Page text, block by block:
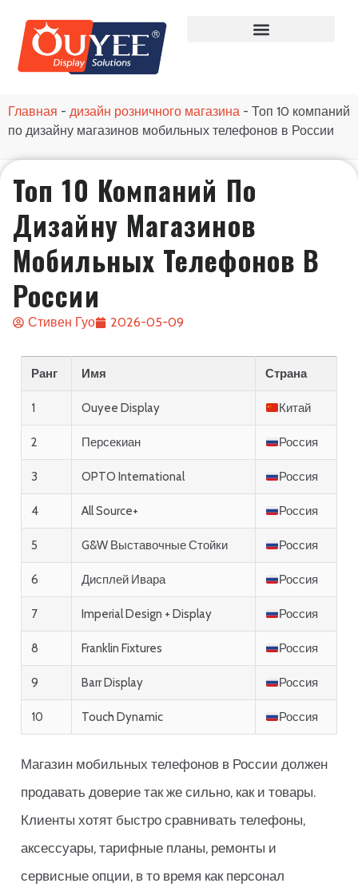
Главная - дизайн розничного магазина - Топ 10 компаний
по дизайну магазинов мобильных телефонов в России
Топ 10 Компаний По
Дизайну Магазинов
Мобильных Телефонов В
России
Стивен Гуо 2026-05-09
Ранг Имя Страна
1 Ouyee Display Китай
2 Персекиан Россия
3 OPTO International Россия
4 All Source+ Россия
5 G&W Выставочные Стойки Россия
6 Дисплей Ивара Россия
7 Imperial Design + Display Россия
8 Franklin Fixtures Россия
9 Barr Display Россия
10 Touch Dynamic Россия
Магазин мобильных телефонов в России должен
продавать доверие так же сильно, как и товары.
Клиенты хотят быстро сравнивать телефоны,
аксессуары, тарифные планы, ремонты и
сервисные опции, в то время как персонал